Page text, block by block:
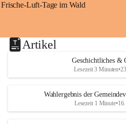
Frische-Luft-Tage im Wald
Artikel
Geschichtliches &
Lesezeit 3 Minuten•
Wahlergebnis der
Lesezeit 1 Minute•